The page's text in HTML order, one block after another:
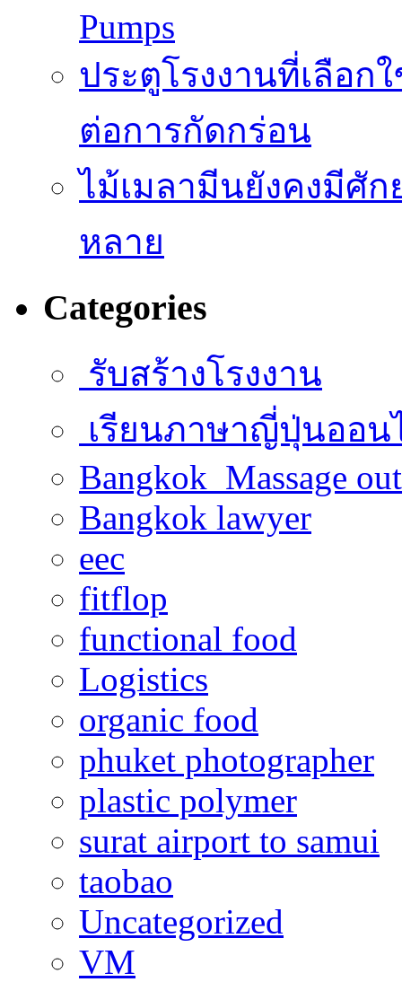
Pumps
ประตูโรงงานที่เลือ
ต่อการกัดกร่อน
ไม้เมลามีนยังคงมีศั
หลาย
Categories
รับสร้างโรงงาน
เรียนภาษาญี่ปุ่นออน
Bangkok Massage
Bangkok lawyer
eec
fitflop
functional food
Logistics
organic food
phuket photographer
plastic polymer
surat airport to samui
taobao
Uncategorized
VM